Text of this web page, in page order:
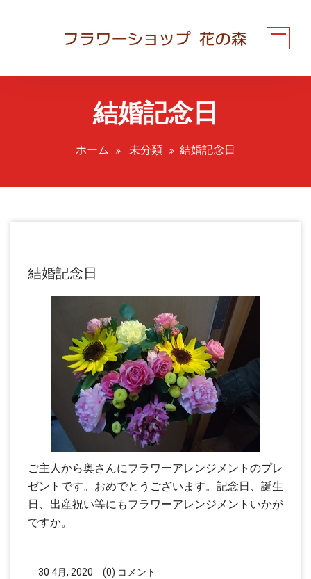
ツ
結婚記念日
ホーム 未分類 結婚記念日
結婚記念日
ご主人から奥さんにフラワーアレンジメントのプレ
ゼントです。おめでとうございます。記念日、誕生
日、出産祝い等にもフラワーアレンジメントいかが
ですか。
30 4月, 2020 (0) コメント